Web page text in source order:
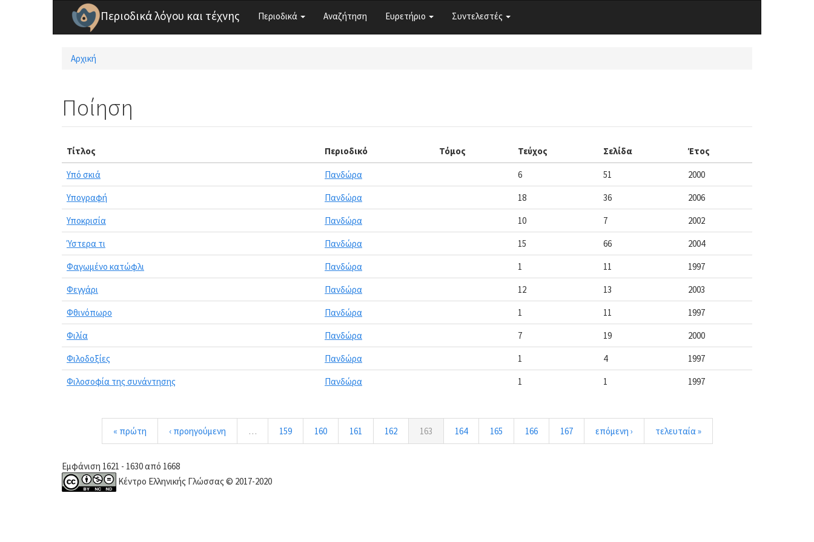
Παράκαμψη προς το κυρίως περιεχόμενο
Περιοδικά λόγου και τέχνης Περιοδικά Αναζήτηση Ευρετήριο Συντελεστές
Είστε εδώ
Αρχική
Ποίηση
Τίτλος Περιοδικό Τόμος Τεύχος Σελίδα Έτος
Υπό σκιά Πανδώρα 6 51
2000
Υπογραφή
Πανδώρα 18 36
2006
Υποκρισία
Πανδώρα 10 7
2002
Ύστερα τι
Πανδώρα 15 66
2004
Φαγωμένο κατώφλι
Πανδώρα 1 11
1997
Φεγγάρι
Πανδώρα 12 13
2003
Φθινόπωρο
Πανδώρα 1 11
1997
Φιλία
Πανδώρα 7 19
2000
Φιλοδοξίες
Πανδώρα 1 4
1997
Φιλοσοφία της συνάντησης
Πανδώρα 1 1 1997
« πρώτη ‹ προηγούμενη … 159 160 161 162 163 164 165 166 167 επόμενη › τελευταία »
Εμφάνιση 1621 - 1630 από 1668
Κέντρο Ελληνικής Γλώσσας © 2017-2020